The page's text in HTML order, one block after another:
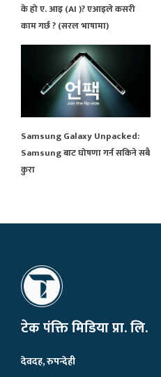
के हो ए. आइ (AI )? एआइले कसरी
काम गर्छ ? (सरल भाषामा)
Samsung Galaxy Unpacked:
Samsung बाट घोषणा गर्न सकिने सबै
कुरा
टेक पंक्ति मिडिया प्रा. लि.
देवदह, रुपन्देही